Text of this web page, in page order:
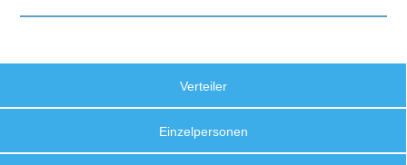
Verteiler
Einzelpersonen